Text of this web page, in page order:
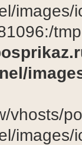
vhosts/